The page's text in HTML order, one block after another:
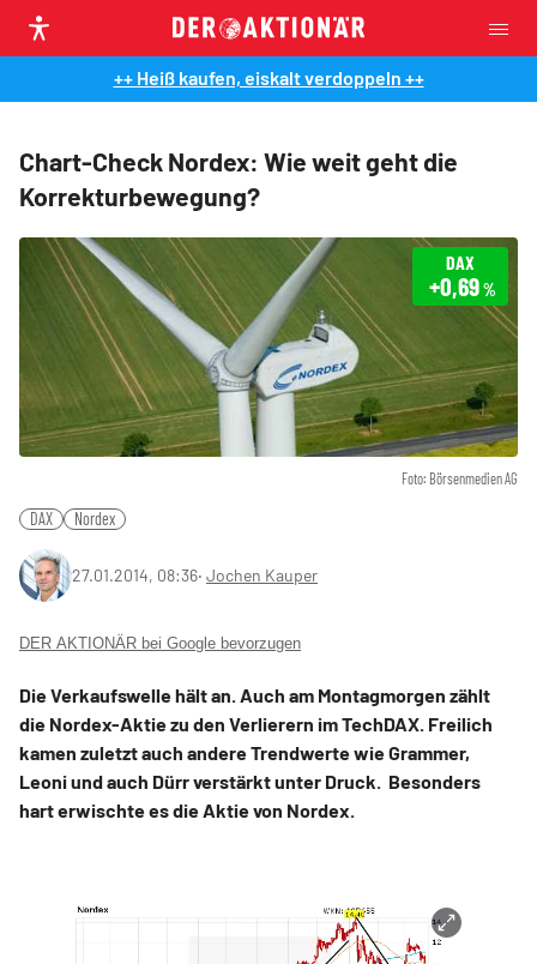
++ Heiß kaufen, eiskalt verdoppeln ++
Chart-Check Nordex: Wie weit geht die
Korrekturbewegung?
Foto: Börsenmedien AG
DAX
+0,69%
DAX Nordex
27.01.2014, 08:36‧ Jochen Kauper
DER AKTIONÄR bei Google bevorzugen
Die Verkaufswelle hält an. Auch am Montagmorgen zählt
die Nordex-Aktie zu den Verlierern im TechDAX. Freilich
kamen zuletzt auch andere Trendwerte wie Grammer,
Leoni und auch Dürr verstärkt unter Druck. Besonders
hart erwischte es die Aktie von Nordex.